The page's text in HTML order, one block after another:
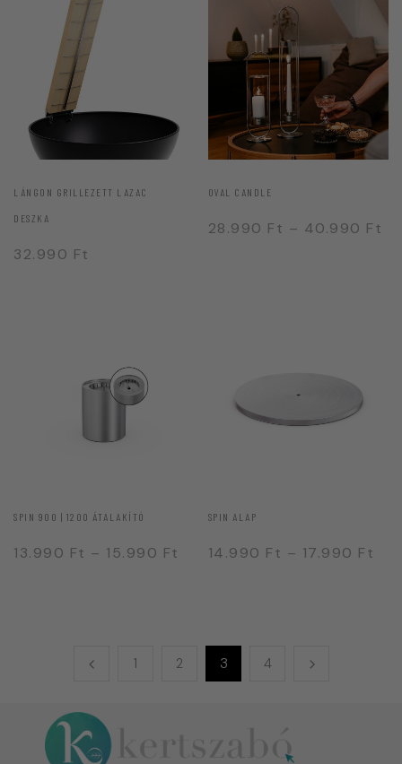
LÁNGON GRILLEZETT LAZAC
DESZKA
32.990 Ft
OVAL CANDLE
28.990 Ft – 40.990 Ft
SPIN 900 | 1200 ÁTALAKÍTÓ
13.990 Ft – 15.990 Ft
SPIN ALAP
14.990 Ft – 17.990 Ft
1 2 3 4